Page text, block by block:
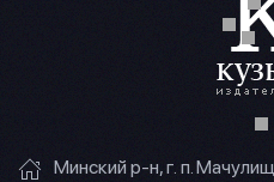
Минский р-н, г. п.